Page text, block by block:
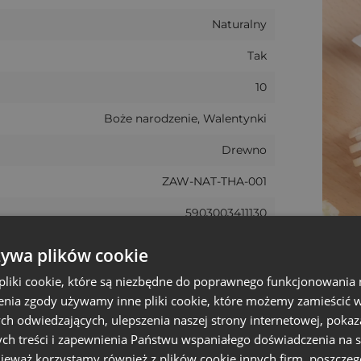
. Zawieszki zostały wycięte ze sklejki o
do podpisywania, malowania i ozdabiania różnymi
wesele, Dzień Mamy, Boże Narodzenie, do
etykiety do podpisywania prezentów
naklejkami, techniką decoupage oraz
projekty zawieszek.
estetyką wykonania- dobra jakość materiałów i
Naturalny
Tak
10
Boże narodzenie, Walentynki
Drewno
ZAW-NAT-THA-001
5903003411130
rozmiar może różnić +/- 1 cm
plików cookie
cookie, które są niezbędne do poprawnego funkcjonowania
zgody używamy inne pliki cookie, które możemy zamieścić
odwiedzających, ulepszenia naszej strony internetowej,
treści i zapewnienia Państwu wspaniałego doświadczenia na